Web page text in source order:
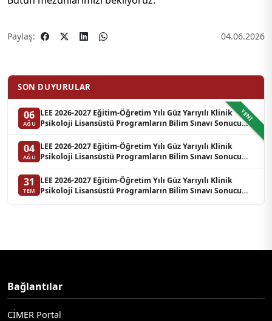
Paylaş: 04.06.2026
SON DUYURULAR
YENI
06
AĞU
LEE 2026-2027 Eğitim-Öğretim Yılı Güz Yarıyılı Klinik
Psikoloji Lisansüstü Programların Bilim Sınavı Sonucu
04
AĞU
LEE 2026-2027 Eğitim-Öğretim Yılı Güz Yarıyılı Klinik
Psikoloji Lisansüstü Programların Bilim Sınavı Sonucu
31
TEM
LEE 2026-2027 Eğitim-Öğretim Yılı Güz Yarıyılı Klinik
Psikoloji Lisansüstü Programların Bilim Sınavı Sonucu
Bağlantılar
CİMER Portal